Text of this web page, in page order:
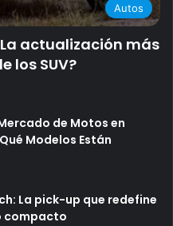
Autos
actualización más
los SUV?
de Motos en
Modelos Están
La pick-up que redefine
compacto